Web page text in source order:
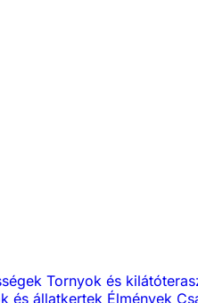
Tornyok és
és állatkertek Élmények